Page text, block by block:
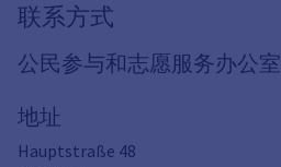
联系方式
公民参与和志愿服务办公室
地址
Hauptstraße 48